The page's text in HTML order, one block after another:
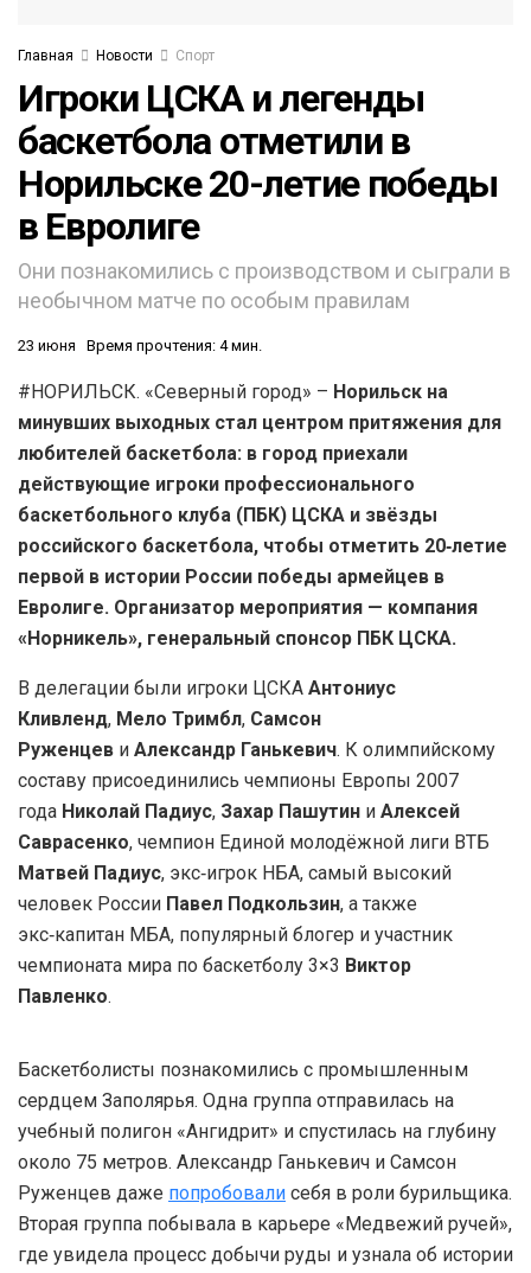
Главная Новости Спорт
Игроки ЦСКА и легенды
баскетбола отметили в
Норильске 20-летие победы
в Евролиге
Они познакомились с производством и сыграли в
необычном матче по особым правилам
23 июня Время прочтения: 4 мин.
#НОРИЛЬСК. «Северный город» – Норильск на
минувших выходных стал центром притяжения для
любителей баскетбола: в город приехали
действующие игроки профессионального
баскетбольного клуба (ПБК) ЦСКА и звёзды
российского баскетбола, чтобы отметить 20‑летие
первой в истории России победы армейцев в
Евролиге. Организатор мероприятия — компания
«Норникель», генеральный спонсор ПБК ЦСКА.
В делегации были игроки ЦСКА Антониус
Кливленд, Мело Тримбл, Самсон
Руженцев и Александр Ганькевич. К олимпийскому
составу присоединились чемпионы Европы 2007
года Николай Падиус, Захар Пашутин и Алексей
Саврасенко, чемпион Единой молодёжной лиги ВТБ
Матвей Падиус, экс‑игрок НБА, самый высокий
человек России Павел Подкользин, а также
экс‑капитан МБА, популярный блогер и участник
чемпионата мира по баскетболу 3×3 Виктор
Павленко.
Баскетболисты познакомились с промышленным
сердцем Заполярья. Одна группа отправилась на
учебный полигон «Ангидрит» и спустилась на глубину
около 75 метров. Александр Ганькевич и Самсон
Руженцев даже попробовали себя в роли бурильщика.
Вторая группа побывала в карьере «Медвежий ручей»,
где увидела процесс добычи руды и узнала об истории